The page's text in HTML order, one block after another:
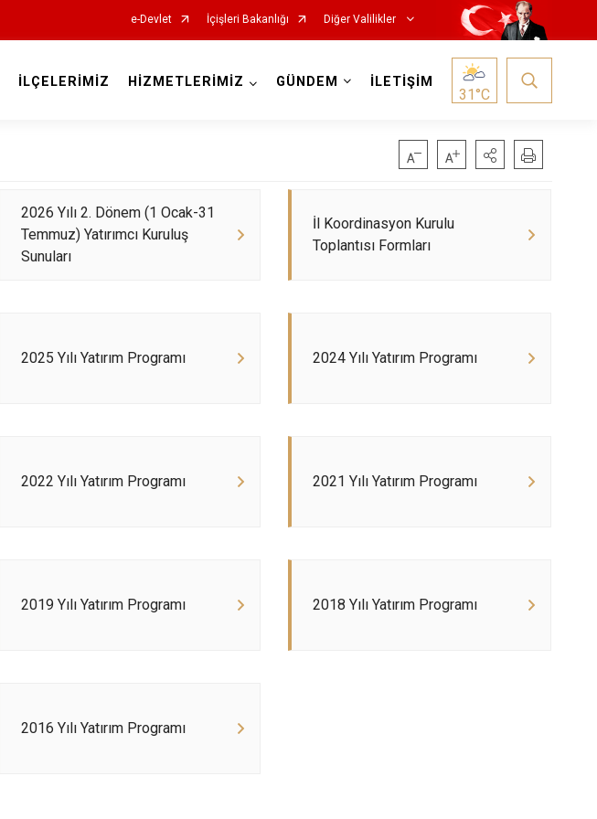
e-Devlet İçişleri Bakanlığı Diğer Valilikler
İLÇELERİMİZ HİZMETLERİMİZ GÜNDEM İLETİŞİM
31°C
2026 Yılı 2. Dönem (1 Ocak-31
Temmuz) Yatırımcı Kuruluş
Sunuları
İl Koordinasyon Kurulu
Toplantısı Formları
2025 Yılı Yatırım Programı 2024 Yılı Yatırım Programı
2022 Yılı Yatırım Programı 2021 Yılı Yatırım Programı
2019 Yılı Yatırım Programı 2018 Yılı Yatırım Programı
2016 Yılı Yatırım Programı